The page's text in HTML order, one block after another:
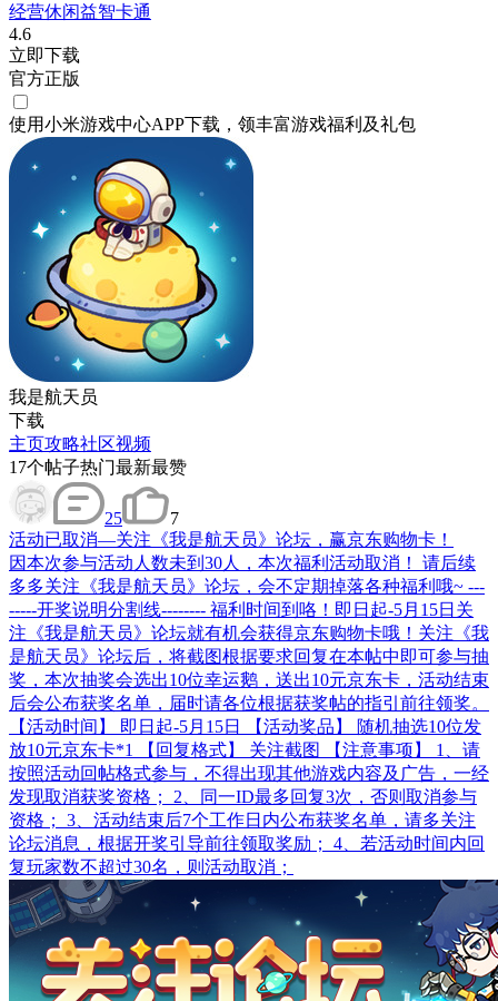
经营休闲益智卡通
4.6
立即下载
官方正版
使用小米游戏中心APP下载 ，领丰富游戏福利 及礼包
我是航天员
下载
主页攻略社区视频
17个帖子热门最新最赞
25
7
活动已取消—关注《我是航天员》论坛，赢京东购物卡！
因本次参与活动人数未到30人，本次福利活动取消！ 请后续
多多关注《我是航天员》论坛，会不定期掉落各种福利哦~ ---
-----开奖说明分割线-------- 福利时间到咯！即日起-5月15日关
注《我是航天员》论坛就有机会获得京东购物卡哦！关注《我
是航天员》论坛后，将截图根据要求回复在本帖中即可参与抽
奖，本次抽奖会选出10位幸运鹅，送出10元京东卡，活动结束
后会公布获奖名单，届时请各位根据获奖帖的指引前往领奖。
【活动时间】 即日起-5月15日 【活动奖品】 随机抽选10位发
放10元京东卡*1 【回复格式】 关注截图 【注意事项】 1、请
按照活动回帖格式参与，不得出现其他游戏内容及广告，一经
发现取消获奖资格； 2、同一ID最多回复3次，否则取消参与
资格； 3、活动结束后7个工作日内公布获奖名单，请多关注
论坛消息，根据开奖引导前往领取奖励； 4、若活动时间内回
复玩家数不超过30名，则活动取消；